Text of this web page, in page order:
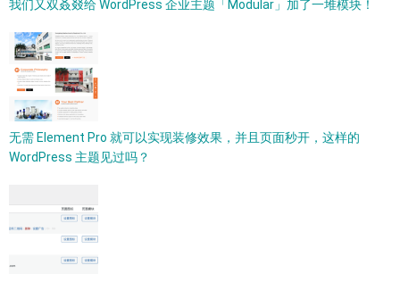
我们又双叒叕给 WordPress 企业主题「Modular」加了一堆模块！
无需 Element Pro 就可以实现装修效果，并且页面秒开，这样的
WordPress 主题见过吗？